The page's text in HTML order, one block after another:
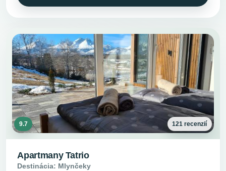
9.7 121 recenzií
Apartmany Tatrio
Destinácia: Mlynčeky